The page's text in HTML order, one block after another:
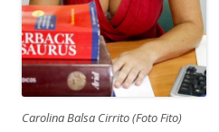
Carolina Balsa Cirrito (Foto Fito)